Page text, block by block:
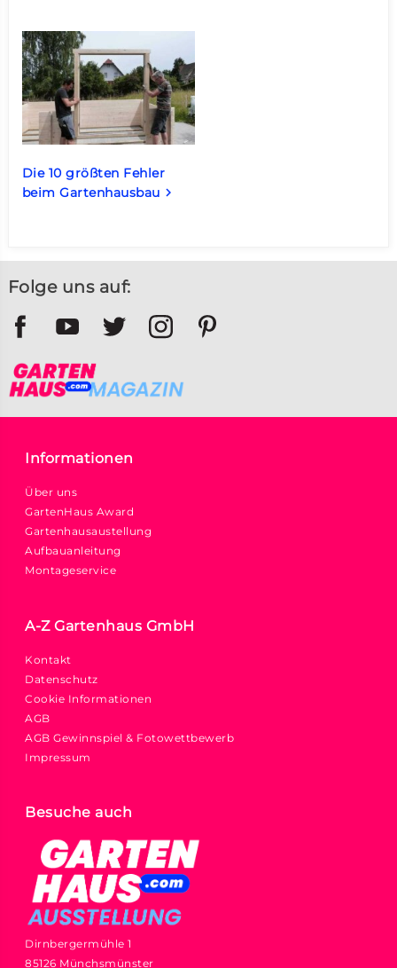
Die 10 größten Fehler
beim Gartenhausbau keyboard_arrow_right
Folge uns auf:
Informationen
Über uns
GartenHaus Award
Gartenhausaustellung
Aufbauanleitung
Montageservice
A-Z Gartenhaus GmbH
Kontakt
Datenschutz
Cookie Informationen
AGB
AGB Gewinnspiel & Fotowettbewerb
Impressum
Besuche auch
Dirnbergermühle 1
85126 Münchsmünster